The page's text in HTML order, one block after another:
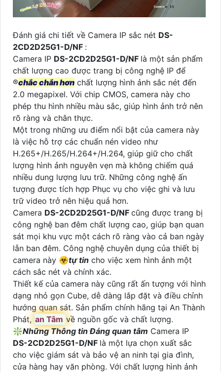
Đánh giá chi tiết về Camera IP sắc nét DS-
2CD2D25G1-D/NF :
Camera IP DS-2CD2D25G1-D/NF là một sản phẩm
chất lượng cao được trang bị công nghệ IP để
®️chắc chắn hơn chất lượng hình ảnh sắc nét đến
2.0 megapixel. Với chip CMOS, camera này cho
phép thu hình nhiều màu sắc, giúp hình ảnh trở nên
rõ ràng và chân thực.
Một trong những ưu điểm nổi bật của camera này
là việc hỗ trợ các chuẩn nén video như
H.265+/H.265/H.264+/H.264, giúp giữ cho chất
lượng hình ảnh nguyên vẹn mà không chiếm quá
nhiều dung lượng lưu trữ. Những công nghệ ấn
tượng được tích hợp Phục vụ cho việc ghi và lưu
trữ video trở nên hiệu quả hơn.
Camera DS-2CD2D25G1-D/NF cũng được trang bị
công nghệ ban đêm chất lượng cao, giúp bạn quan
sát mọi khu vực một cách rõ ràng vào cả ban ngày
lẫn ban đêm. Công nghệ chuyên dụng của thiết bị
camera này ☣️tự tin cho việc xem hình ảnh một
cách sắc nét và chính xác.
Thiết kế của camera này cũng rất ấn tượng với hình
dạng nhỏ gọn Cube, dễ dàng lắp đặt và điều chỉnh
hướng quan sát. Sản phẩm chính hãng tại An Thành
Phát, an Tâm về nguồn gốc và chất lượng.
❇Những Thông tin Đáng quan tâm Camera IP
DS-2CD2D25G1-D/NF là một lựa chọn xuất sắc
cho việc giám sát và bảo vệ an ninh tại gia đình,
cửa hàng hay văn phòng. Với chất lượng hình ảnh